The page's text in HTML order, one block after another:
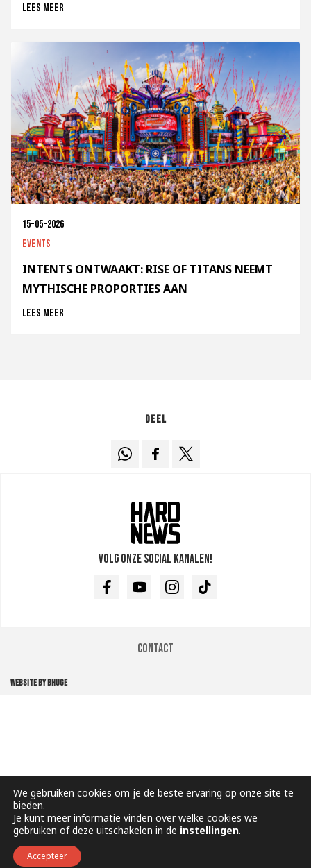
Lees meer
15-05-2026
Events
INTENTS ONTWAAKT: RISE OF TITANS NEEMT
MYTHISCHE PROPORTIES AAN
Lees meer
Deel
Volg onze social kanalen!
FacebookYoutubeInstagramTikTok
Contact
WEBSITE BY BHUGE
We gebruiken cookies om je de beste ervaring op onze site te
bieden.
Je kunt meer informatie vinden over welke cookies we
gebruiken of deze uitschakelen in de instellingen.
Accepteer